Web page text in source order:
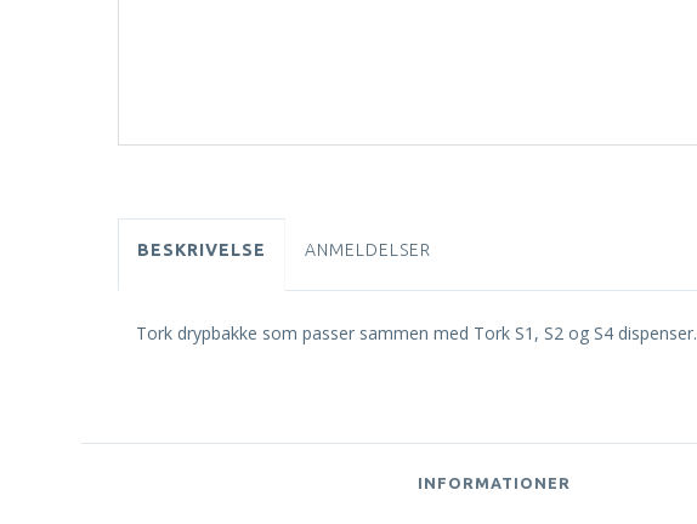
BESKRIVELSE ANMELDELSER
Tork drypbakke som passer sammen med Tork S1, S2 og S4 dispenser.
INFORMATIONER